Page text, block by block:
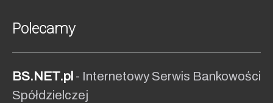
Polecamy
BS.NET.pl - Internetowy Serwis Bankowości
Spółdzielczej